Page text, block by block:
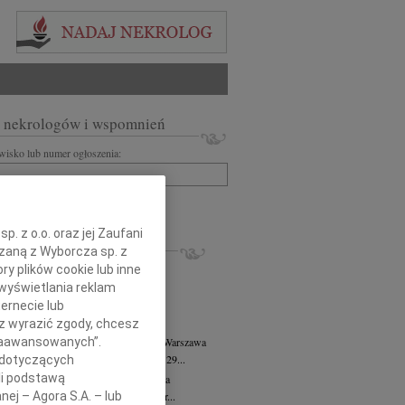
nekrologów i wspomnień
lub numer ogłoszenia:
Warszawa
Wydziału dr hab. Julii Kubisie,...
Warszawa
kochanej i dzielnej Marylce Butruk...
Duniecwiek: 79
Warszawa
żalem przyjęliśmy wiadomość, że 29...
Kościelska
Warszawa
3 sierpnia 2026 roku zmarła Profesor...
z o.o. oraz jej Zaufani
z Wyborcza sp. z
plików cookie lub inne
reklam
lub
wyrazić zgody, chcesz
podstawą
– Agora S.A. – lub